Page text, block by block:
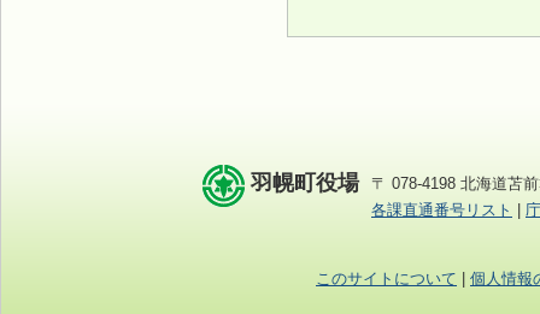
羽幌町役場
〒 078-4198 北海道苫
各課直通番号リスト
このサイトについて 個人情報